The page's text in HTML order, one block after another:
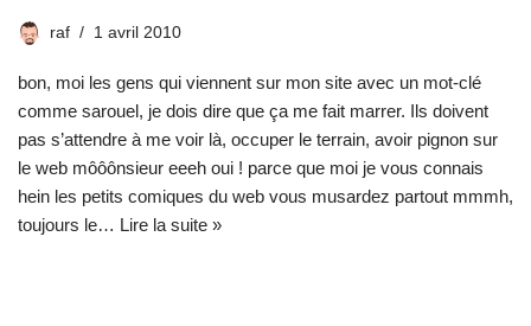
raf 1 avril 2010
bon, moi les gens qui viennent sur mon site avec un mot-clé
comme sarouel, je dois dire que ça me fait marrer. Ils doivent
pas s’attendre à me voir là, occuper le terrain, avoir pignon sur
le web môôônsieur eeeh oui ! parce que moi je vous connais
hein les petits comiques du web vous musardez partout mmmh,
toujours le… Lire la suite »